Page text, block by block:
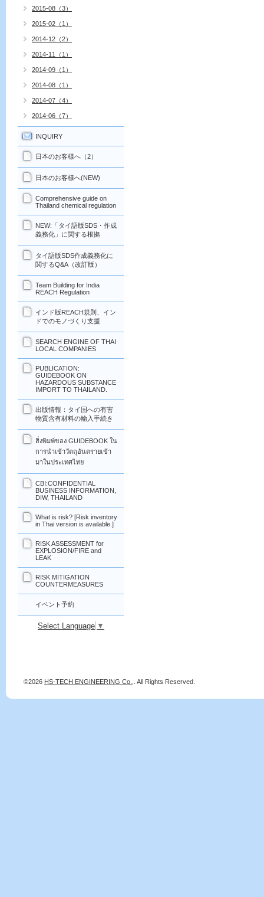
2015-08（3）
2015-02（1）
2014-12（2）
2014-11（1）
2014-09（1）
2014-08（1）
2014-07（4）
2014-06（7）
INQUIRY
日本のお客様へ（2）
日本のお客様へ(NEW)
Comprehensive guide on
Thailand chemical regulation
NEW:「タイ語版SDS・作成
義務化」に関する根拠
タイ語版SDS作成義務化に
関するQ&A（改訂版）
Team Building for India
REACH Regulation
インド版REACH規則、イン
ドでのモノづくり支援
SEARCH ENGINE OF THAI
LOCAL COMPANIES
PUBLICATION:
GUIDEBOOK ON
HAZARDOUS SUBSTANCE
IMPORT TO THAILAND.
出版情報：タイ国への有害
物質含有材料の輸入手続き
สิ่งพิมพ์ของ GUIDEBOOK ใน
การนำเข้าวัตถุอันตรายเข้า
มาในประเทศไทย
CBI:CONFIDENTIAL
BUSINESS INFORMATION,
DIW, THAILAND
What is risk? [Risk inventory
in Thai version is available.]
RISK ASSESSMENT for
EXPLOSION/FIRE and
LEAK
RISK MITIGATION
COUNTERMEASURES
イベント予約
Select Language ▼
©2026 HS-TECH ENGINEERING Co., . All Rights Reserved.